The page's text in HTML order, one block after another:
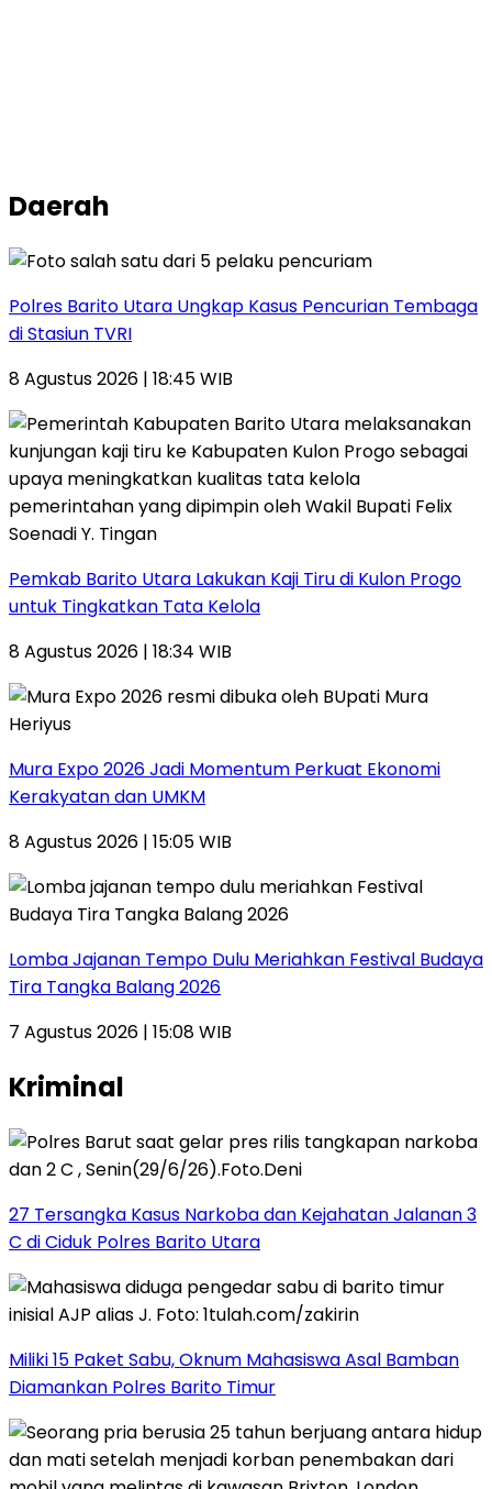
Daerah
Polres Barito Utara Ungkap Kasus Pencurian Tembaga
di Stasiun TVRI
8 Agustus 2026 | 18:45 WIB
Pemkab Barito Utara Lakukan Kaji Tiru di Kulon Progo
untuk Tingkatkan Tata Kelola
8 Agustus 2026 | 18:34 WIB
Mura Expo 2026 Jadi Momentum Perkuat Ekonomi
Kerakyatan dan UMKM
8 Agustus 2026 | 15:05 WIB
Lomba Jajanan Tempo Dulu Meriahkan Festival Budaya
Tira Tangka Balang 2026
7 Agustus 2026 | 15:08 WIB
Kriminal
27 Tersangka Kasus Narkoba dan Kejahatan Jalanan 3
C di Ciduk Polres Barito Utara
Miliki 15 Paket Sabu, Oknum Mahasiswa Asal Bamban
Diamankan Polres Barito Timur